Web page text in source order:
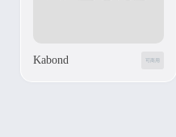
Kabond 可商用